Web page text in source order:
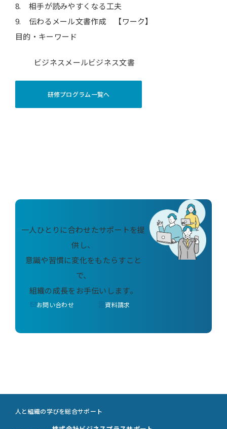
8. 相手が読みやすくなる工夫
9. 伝わるメール文書作成 【ワーク】
目的・キーワード
ビジネスメールビジネス文書
研修プログラム一覧へ
一人ひとりに合わせたサポートを提
供し、
意識や習慣に変化をもたらすこと
で、
組織の成長をお手伝いします。
お問い合わせ 資料請求
人と組織の学びを総合サポート